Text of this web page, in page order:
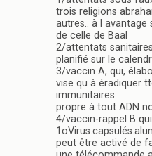
trois religions
autres.. à l
de celle de Baal
2/attentats
planifié sur le
3/vaccin A, qui,
vise qu à éradiquer
immunitaires
propre à tout ADN
4/vaccin-rappel B
peut être activé de